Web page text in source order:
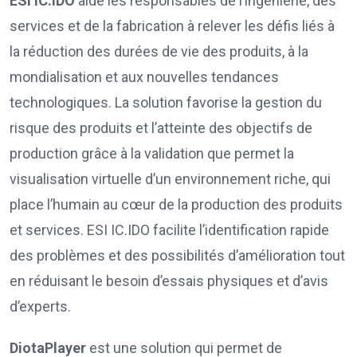
services et de la fabrication à relever les défis liés à
la réduction des durées de vie des produits, à la
mondialisation et aux nouvelles tendances
technologiques. La solution favorise la gestion du
risque des produits et l’atteinte des objectifs de
production grâce à la validation que permet la
visualisation virtuelle d’un environnement riche, qui
place l’humain au cœur de la production des produits
et services. ESI IC.IDO facilite l’identification rapide
des problèmes et des possibilités d’amélioration tout
en réduisant le besoin d’essais physiques et d’avis
d’experts.
DiotaPlayer est une solution qui permet de